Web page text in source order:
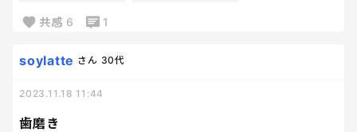
でも結局片付けで自分の首を絞めている。。
聞けば捨てたくないってなるんだよなーーー
一応聞くようにしているけど、
いらんだろー！！！と
共感 6 1
歯磨き
soylatte さん 30代
2023.11.18 11:44